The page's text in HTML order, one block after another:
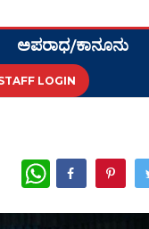
ಅಪರಾಧ/ಕಾನೂನು
LOGIN
WhatsApp